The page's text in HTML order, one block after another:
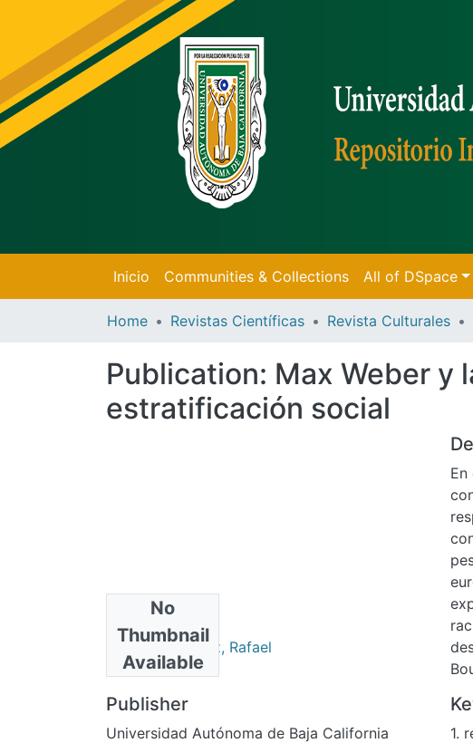
Inicio Communities & Collections All of DSpace
Home Revistas Científicas Revista Culturales
Publication: Max Weber y
estratificación social
No
Thumbnail
Available
Authors
Arriaga Martínez, Rafael
Publisher
Universidad Autónoma de Baja California 1.